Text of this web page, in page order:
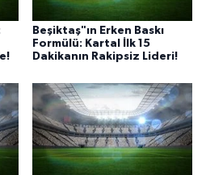
Beşiktaş"ın Erken Baskı
Formülü: Kartal İlk 15
Dakikanın Rakipsiz Lideri!